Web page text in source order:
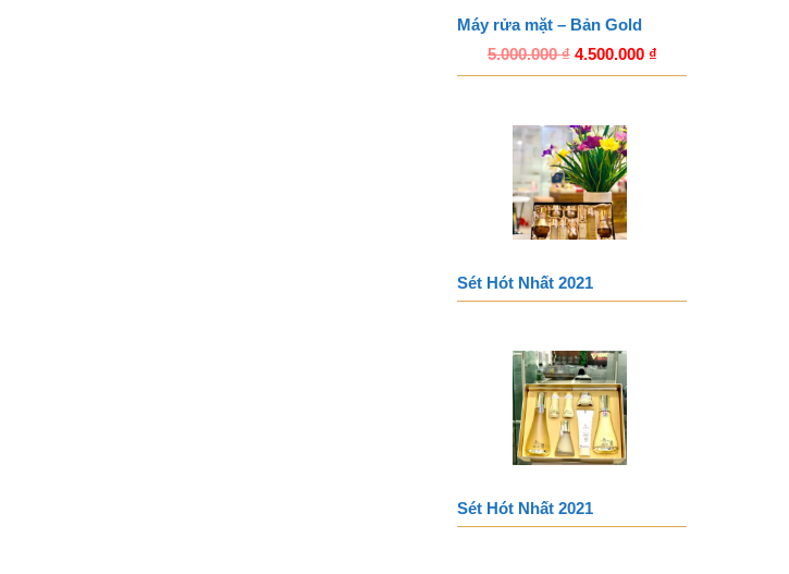
Máy rửa mặt – Bản Gold
5.000.000₫ 4.500.000 ₫
Sét Hót Nhất 2021
Sét Hót Nhất 2021